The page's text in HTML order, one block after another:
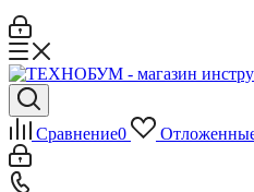
Сравнение0